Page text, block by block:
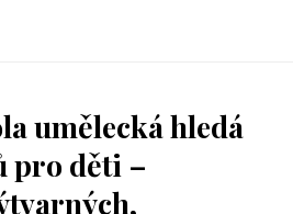
umělecká hledá
pro děti –